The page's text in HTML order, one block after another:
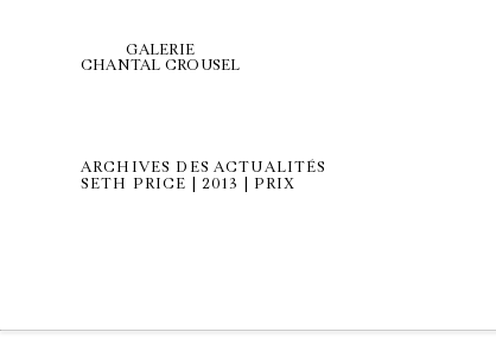
GALERIE
CHANTAL CROUSEL
ARCHIVES DES ACTUALITÉS
SETH PRICE | 2013 | PRIX